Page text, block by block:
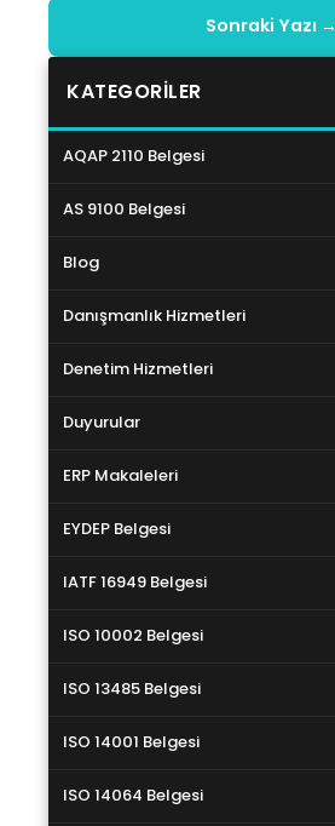
Sonraki Yazı →
KATEGORILER
AQAP 2110 Belgesi
AS 9100 Belgesi
Blog
Danışmanlık Hizmetleri
Denetim Hizmetleri
Duyurular
ERP Makaleleri
EYDEP Belgesi
IATF 16949 Belgesi
ISO 10002 Belgesi
ISO 13485 Belgesi
ISO 14001 Belgesi
ISO 14064 Belgesi